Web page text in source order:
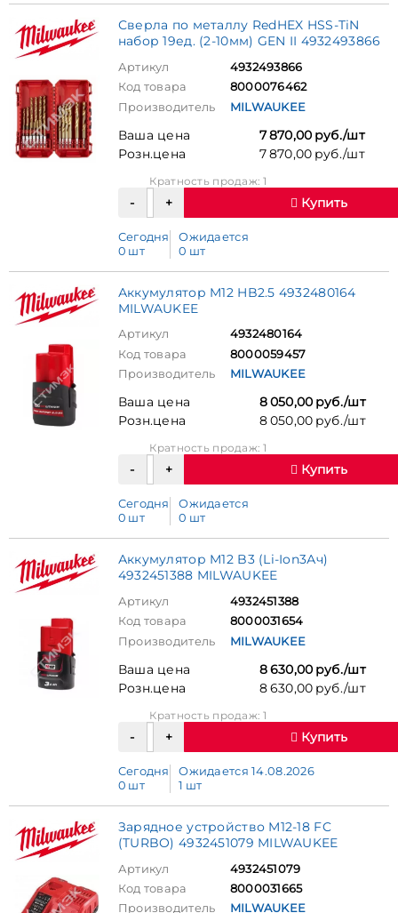
Сверла по металлу RedHEX HSS-TiN
набор 19ед. (2-10мм) GEN II 4932493866
Артикул
4932493866
Код товара
8000076462
Производитель
MILWAUKEE
Ваша цена
7 870,00 руб./шт
Розн.цена
7 870,00 руб./шт
Кратность продаж: 1
Купить
Сегодня
0 шт
Ожидается
0 шт
Аккумулятор M12 HB2.5 4932480164
MILWAUKEE
Артикул
4932480164
Код товара
8000059457
Производитель
MILWAUKEE
Ваша цена
8 050,00 руб./шт
Розн.цена
8 050,00 руб./шт
Кратность продаж: 1
Купить
Сегодня
0 шт
Ожидается
0 шт
Аккумулятор M12 B3 (Li-Ion3Ач)
4932451388 MILWAUKEE
Артикул
4932451388
Код товара
8000031654
Производитель
MILWAUKEE
Ваша цена
8 630,00 руб./шт
Розн.цена
8 630,00 руб./шт
Кратность продаж: 1
Купить
Сегодня
0 шт
Ожидается 14.08.2026
1 шт
Зарядное устройство M12-18 FC
(TURBO) 4932451079 MILWAUKEE
Артикул
4932451079
Код товара
8000031665
Производитель
MILWAUKEE